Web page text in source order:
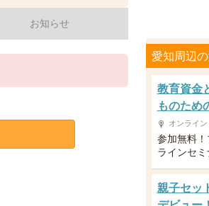
お知らせ
愛知周辺
教育資金
ものため
オンライン
参加無料
ラインセミ
親子セッ